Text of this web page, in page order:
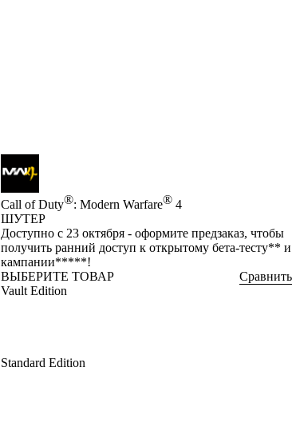
Call of Duty®: Modern Warfare® 4
ШУТЕР
Product Notification
Доступно с 23 октября - оформите предзаказ, чтобы
получить ранний доступ к открытому бета-тесту** и
кампании*****!
ВЫБЕРИТЕ ТОВАР
Сравнить
Vault Edition
Standard Edition